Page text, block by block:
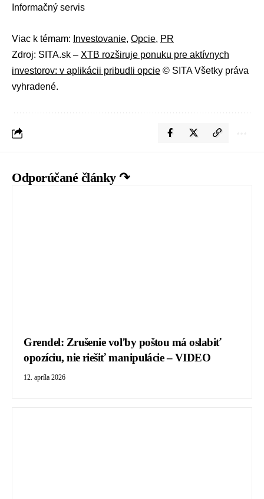
Informačný servis
Viac k témam: Investovanie, Opcie, PR
Zdroj: SITA.sk – XTB rozširuje ponuku pre aktívnych
investorov: v aplikácii pribudli opcie © SITA Všetky práva
vyhradené.
Odporúčané články ↷
Grendel: Zrušenie voľby poštou má oslabiť
opozíciu, nie riešiť manipulácie – VIDEO
12. apríla 2026